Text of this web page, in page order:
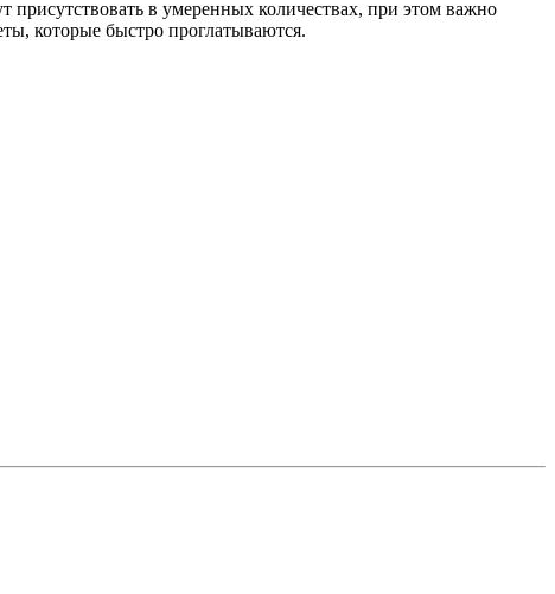
в умеренных количествах, при этом важно
которые быстро проглатываются.